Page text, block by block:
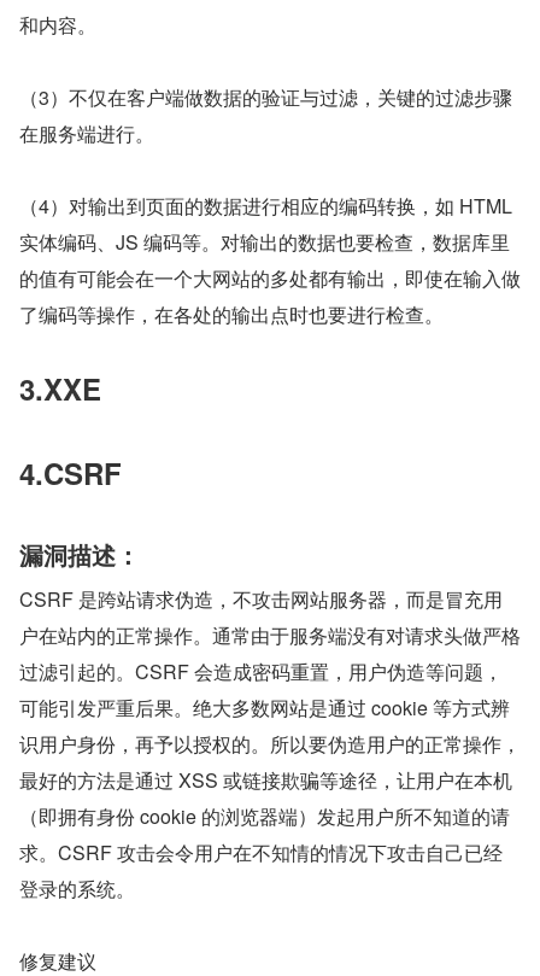
和内容。
（3）不仅在客户端做数据的验证与过滤，关键的过滤步骤
在服务端进行。
（4）对输出到页面的数据进行相应的编码转换，如 HTML
实体编码、JS 编码等。对输出的数据也要检查，数据库里
的值有可能会在一个大网站的多处都有输出，即使在输入做
了编码等操作，在各处的输出点时也要进行检查。
3.XXE
4.CSRF
漏洞描述：
CSRF 是跨站请求伪造，不攻击网站服务器，而是冒充用
户在站内的正常操作。通常由于服务端没有对请求头做严格
过滤引起的。CSRF 会造成密码重置，用户伪造等问题，
可能引发严重后果。绝大多数网站是通过 cookie 等方式辨
识用户身份，再予以授权的。所以要伪造用户的正常操作，
最好的方法是通过 XSS 或链接欺骗等途径，让用户在本机
（即拥有身份 cookie 的浏览器端）发起用户所不知道的请
求。CSRF 攻击会令用户在不知情的情况下攻击自己已经
登录的系统。
修复建议